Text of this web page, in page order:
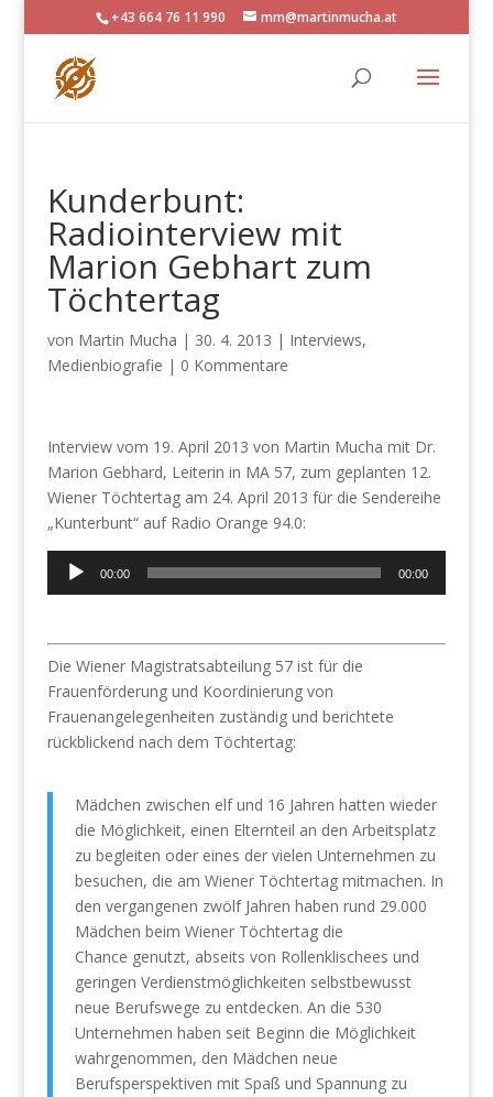
+43 664 76 11 990 mm@martinmucha.at
Kunderbunt:
Radiointerview mit
Marion Gebhart zum
Töchtertag
von Martin Mucha | 30. 4. 2013 | Interviews,
Medienbiografie | 0 Kommentare
Interview vom 19. April 2013 von Martin Mucha mit Dr.
Marion Gebhard, Leiterin in MA 57, zum geplanten 12.
Wiener Töchtertag am 24. April 2013 für die Sendereihe
„Kunterbunt“ auf Radio Orange 94.0:
Audio-
Player
00:00 00:00
Die Wiener Magistratsabteilung 57 ist für die
Frauenförderung und Koordinierung von
Frauenangelegenheiten zuständig und berichtete
rückblickend nach dem Töchtertag:
Mädchen zwischen elf und 16 Jahren hatten wieder
die Möglichkeit, einen Elternteil an den Arbeitsplatz
zu begleiten oder eines der vielen Unternehmen zu
besuchen, die am Wiener Töchtertag mitmachen. In
den vergangenen zwölf Jahren haben rund 29.000
Mädchen beim Wiener Töchtertag die
Chance genutzt, abseits von Rollenklischees und
geringen Verdienstmöglichkeiten selbstbewusst
neue Berufswege zu entdecken. An die 530
Unternehmen haben seit Beginn die Möglichkeit
wahrgenommen, den Mädchen neue
Berufsperspektiven mit Spaß und Spannung zu